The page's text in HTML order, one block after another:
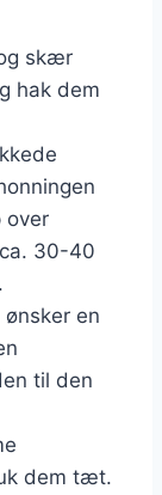
skær
hak dem
over
30-40
en
til den
dem tæt.